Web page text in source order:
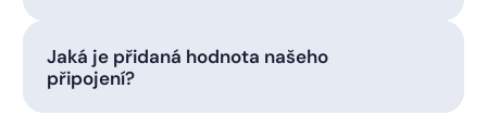
Jaká je přidaná hodnota našeho
připojení?